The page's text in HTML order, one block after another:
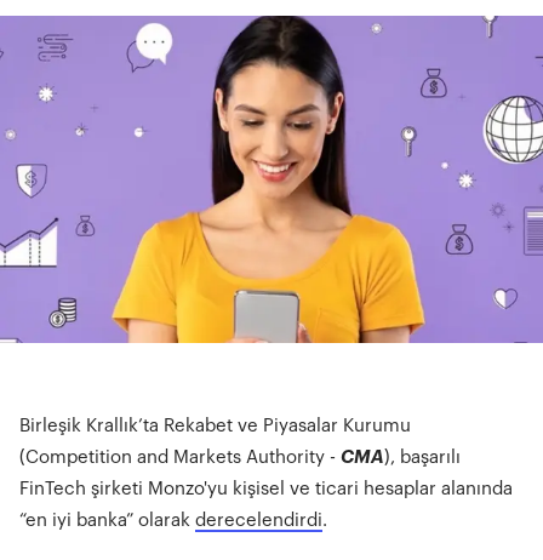
Birleşik Krallık’ta Rekabet ve Piyasalar Kurumu
(Competition and Markets Authority - CMA), başarılı
FinTech şirketi Monzo'yu kişisel ve ticari hesaplar alanında
“en iyi banka” olarak derecelendirdi.